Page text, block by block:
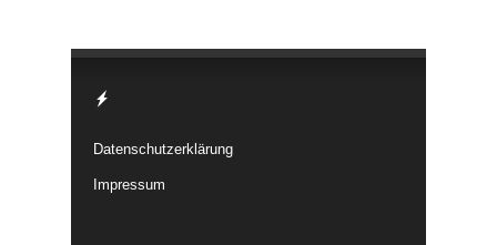
Datenschutzerklärung
Impressum